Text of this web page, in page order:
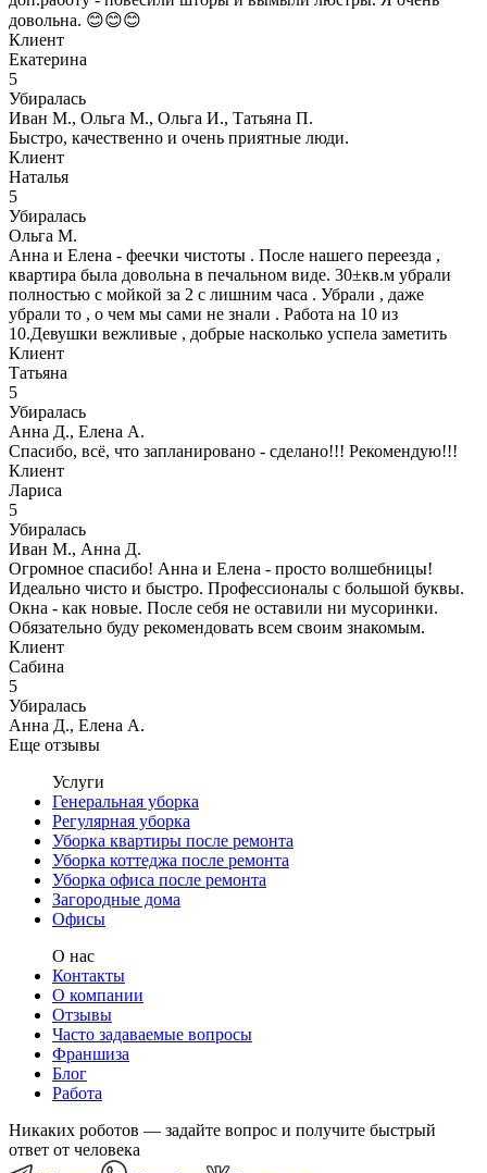
довольна. 😊😊😊
Клиент
Екатерина
5
Убиралась
Иван М., Ольга М., Ольга И., Татьяна П.
Быстро, качественно и очень приятные люди.
Клиент
Наталья
5
Убиралась
Ольга М.
Анна и Елена - феечки чистоты . После нашего переезда ,
квартира была довольна в печальном виде. 30±кв.м убрали
полностью с мойкой за 2 с лишним часа . Убрали , даже
убрали то , о чем мы сами не знали . Работа на 10 из
10.Девушки вежливые , добрые насколько успела заметить
Клиент
Татьяна
5
Убиралась
Анна Д., Елена А.
Спасибо, всё, что запланировано - сделано!!! Рекомендую!!!
Клиент
Лариса
5
Убиралась
Иван М., Анна Д.
Огромное спасибо! Анна и Елена - просто волшебницы!
Идеально чисто и быстро. Профессионалы с большой буквы.
Окна - как новые. После себя не оставили ни мусоринки.
Обязательно буду рекомендовать всем своим знакомым.
Клиент
Сабина
5
Убиралась
Анна Д., Елена А.
Еще отзывы
Услуги
Генеральная уборка
Регулярная уборка
Уборка квартиры после ремонта
Уборка коттеджа после ремонта
Уборка офиса после ремонта
Загородные дома
Офисы
О нас
Контакты
О компании
Отзывы
Часто задаваемые вопросы
Франшиза
Блог
Работа
Никаких роботов — задайте вопрос и получите быстрый
ответ от человека